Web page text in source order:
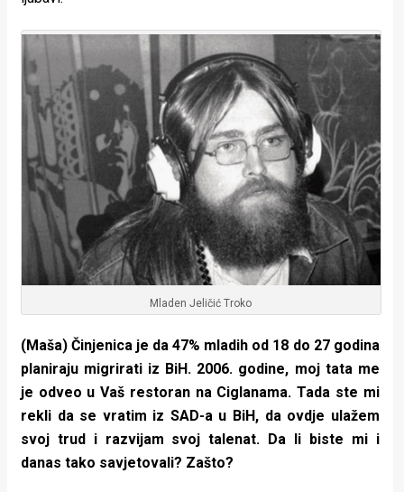
Mladen Jeličić Troko
(Maša) Činjenica je da 47% mladih od 18 do 27 godina
planiraju migrirati iz BiH. 2006. godine, moj tata me
je odveo u Vaš restoran na Ciglanama. Tada ste mi
rekli da se vratim iz SAD-a u BiH, da ovdje ulažem
svoj trud i razvijam svoj talenat. Da li biste mi i
danas tako savjetovali? Zašto?